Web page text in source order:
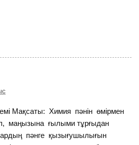
Мақсаты: Химия пәнін өмірмен
маңызына ғылыми тұрғыдан
пәнге қызығушылығын